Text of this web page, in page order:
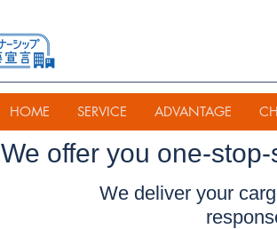
HOME SERVICE ADVANTAGE
​We offer you one-
We deliver your